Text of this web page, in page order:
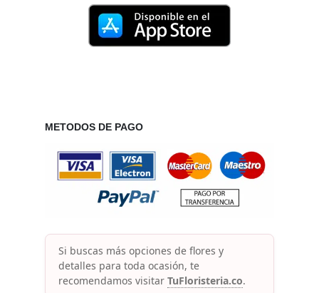
METODOS DE PAGO
Si buscas más opciones de flores y
detalles para toda ocasión, te
recomendamos visitar TuFloristeria.co.